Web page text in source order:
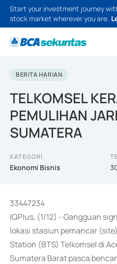
Start your investment journey
stock market wherever you are.
BERITA HARIAN
TELKOMSEL
PEMULIHAN
SUMATERA
KATEGORI
Ekonomi Bisnis
33447234
IQPlus, (1/12) - Gangguan
lokasi stasiun pemancar
Station (BTS) Telkomsel di
Sumatera Barat pasca